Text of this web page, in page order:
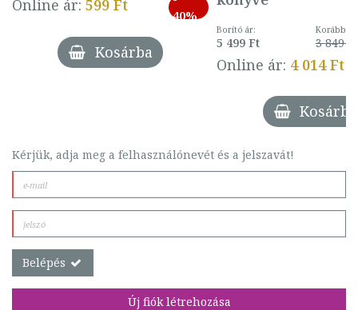
Online ár: 599 Ft
40%
Kosárba
Borító ár:
5 499 Ft
Korábbi
3 849 Ft
Online ár: 4 014 Ft
Kosárba
Kérjük, adja meg a felhasználónevét és a jelszavát!
Belépés
Új fiók létrehozása